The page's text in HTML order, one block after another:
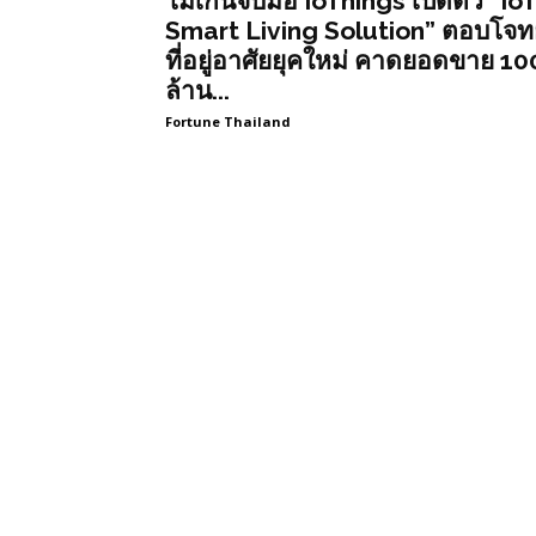
Smart Living Solution” ตอบโจ
ที่อยู่อาศัยยุคใหม่ คาดยอดขาย
ล้าน...
Fortune Thailand